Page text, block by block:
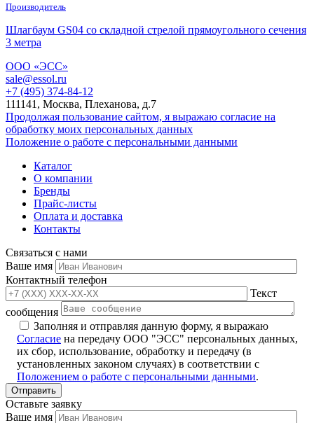
Производитель
Шлагбаум GS04 со складной стрелой прямоугольного сечения
3 метра
ООО «ЭСС»
sale@essol.ru
+7 (495) 374-84-12
111141, Москва, Плеханова, д.7
Продолжая пользование сайтом, я выражаю согласие на
обработку моих персональных данных
Положение о работе с персональными данными
Каталог
О компании
Бренды
Прайс-листы
Оплата и доставка
Контакты
Связаться с нами
Ваше имя
Контактный телефон
Текст
сообщения
Заполняя и отправляя данную форму, я выражаю
Согласие на передачу ООО "ЭСС" персональных данных,
их сбор, использование, обработку и передачу (в
установленных законом случаях) в соответствии с
Положением о работе с персональными данными.
Оставьте заявку
Ваше имя